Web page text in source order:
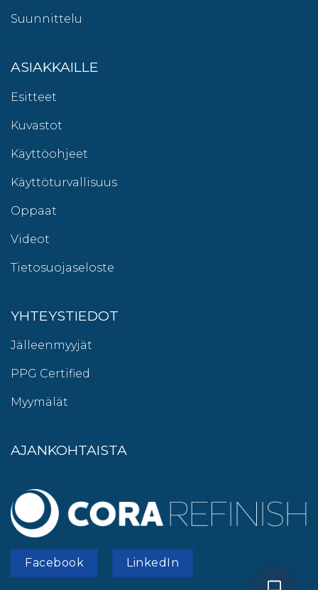
Suunnittelu
ASIAKKAILLE
Esitteet
Kuvastot
Käyttöohjeet
Käyttöturvallisuus
Oppaat
Videot
Tietosuojaseloste
YHTEYSTIEDOT
Jälleenmyyjät
PPG Certified
Myymälät
AJANKOHTAISTA
Facebook LinkedIn